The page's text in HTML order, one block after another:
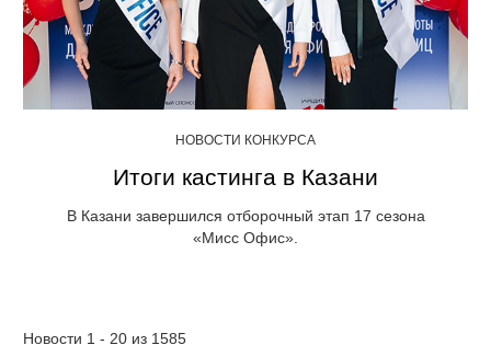
НОВОСТИ КОНКУРСА
Итоги кастинга в Казани
В Казани завершился отборочный этап 17 сезона
«Мисс Офис».
Новости 1 - 20 из 1585